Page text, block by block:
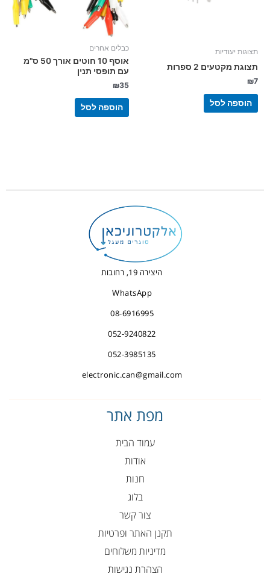
תצוגות יעודיות
תצוגת מקטעים 2 ספרות
₪7
הוספה לסל
כבלים אחרים
אוסף 10 חוטים אורך 50 ס"מ
עם תופסי תנין
₪35
הוספה לסל
היצירה 19, רחובות
WhatsApp
08-6916995
052-9240822
052-3985135
electronic.can@gmail.com
מפת אתר
עמוד הבית
אודות
חנות
בלוג
צור קשר
תקנן האתר ופרטיות
מדיניות משלוחים
הצהרת נגישות